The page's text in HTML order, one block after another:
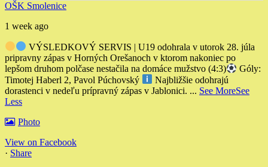
OŠK Smolenice
1 week ago
VÝSLEDKOVÝ SERVIS | U19 odohrala v utorok 28. júla
pripravny zápas v Horných Orešanoch v ktorom nakoniec po
lepšom druhom polčase nestačila na domáce mužstvo (4:3)
Góly:
Timotej Haberl 2, Pavol Púchovský
Najbližšie odohrajú
dorastenci v nedeľu prípravný zápas v Jablonici. ... See MoreSee
Less
Photo
View on Facebook
· Share